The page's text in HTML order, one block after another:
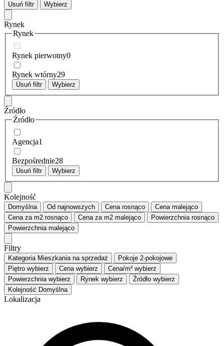
Usuń filtr Wybierz
Rynek
Rynek
Rynek pierwotny0
Rynek wtórny29
Usuń filtr Wybierz
Źródło
Źródło
Agencja1
Bezpośrednie28
Usuń filtr Wybierz
Kolejność
Domyślna Od najnowszych Cena rosnąco Cena malejąco
Cena za m2 rosnąco Cena za m2 malejąco Powierzchnia rosnąco
Powierzchnia malejąco
Filtry
Kategoria Mieszkania na sprzedaż Pokoje 2-pokojowe
Piętro wybierz Cena wybierz Cena/m² wybierz
Powierzchnia wybierz Rynek wybierz Źródło wybierz
Kolejność Domyślna
Lokalizacja